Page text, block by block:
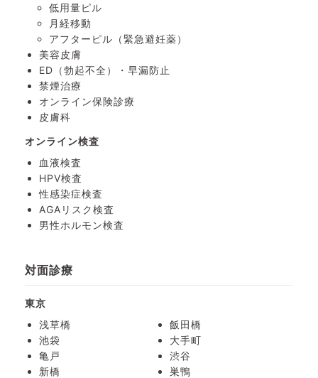
低用量ピル
月経移動
アフターピル （緊急避妊薬）
美容皮膚
ED（勃起不全）・ 早漏防止
禁煙治療
オンライン保険診療
皮膚科
オンライン検査
血液検査
HPV検査
性感染症検査
AGAリスク検査
男性ホルモン検査
対面診療
東京
浅草橋
飯田橋
池袋
大手町
亀戸
渋谷
新橋
巣鴨